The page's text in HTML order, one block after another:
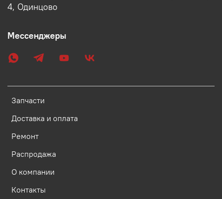
Запчасти
Доставка и оплата
Ремонт
Распродажа
О компании
Контакты
4, Одинцово
Мессенджеры